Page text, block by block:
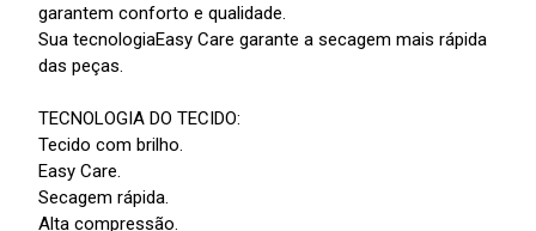
garantem conforto e qualidade.
Sua tecnologiaEasy Care garante a secagem mais rápida
das peças.
TECNOLOGIA DO TECIDO:
Tecido com brilho.
Easy Care.
Secagem rápida.
Alta compressão.